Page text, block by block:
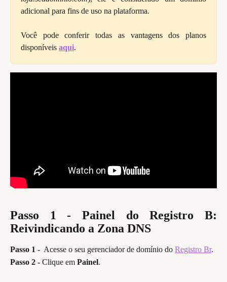
adicional para fins de uso na plataforma.
Você pode conferir todas as vantagens dos planos
disponíveis aqui.
Passo 1 - Painel do Registro B:
Reivindicando a Zona DNS
Passo 1 - Acesse o seu gerenciador de domínio do Registro Br.
Passo 2 - Clique em Painel.